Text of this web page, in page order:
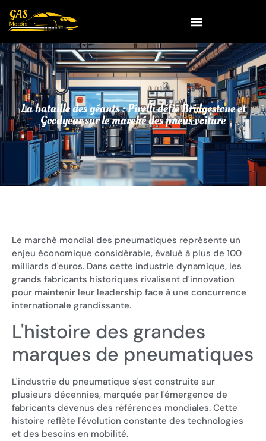
La bataille des géants : Pirelli défie Bridgestone et
Goodyear sur le marché des pneus voiture
Le marché mondial des pneumatiques représente un
enjeu économique considérable, évalué à plus de 100
milliards d'euros. Dans cette industrie dynamique, les
grands fabricants historiques rivalisent d'innovation
pour maintenir leur leadership face à une concurrence
internationale grandissante.
L'histoire des grandes
marques de pneumatiques
L'industrie du pneumatique s'est construite sur
plusieurs décennies, marquée par l'émergence de
fabricants devenus des références mondiales. Cette
histoire reflète l'évolution constante des technologies
et des besoins en mobilité.